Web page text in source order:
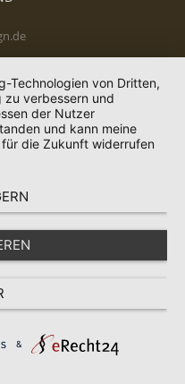
Technologien von Dritten,
zu verbessern und
der Nutzer
und kann meine
die Zukunft widerrufen
&